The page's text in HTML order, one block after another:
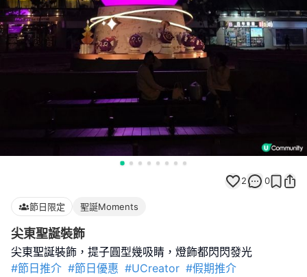
2 0
節日限定 聖誕Moments
尖東聖誕裝飾
#節日推介 #節日優惠 #UCreator #假期推介